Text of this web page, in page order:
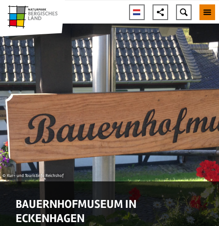
© Kur- und Touristinfo Reichshof
BAUERNHOFMUSEUM IN
ECKENHAGEN